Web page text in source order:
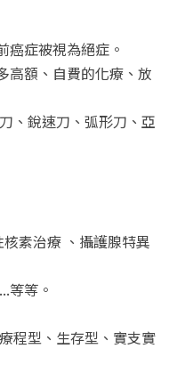
癌症被視為絕症。
高額、自費的化療、放
、銳速刀、弧形刀、亞
素治療 、攝護腺特異
等等。
程型、生存型、實支實